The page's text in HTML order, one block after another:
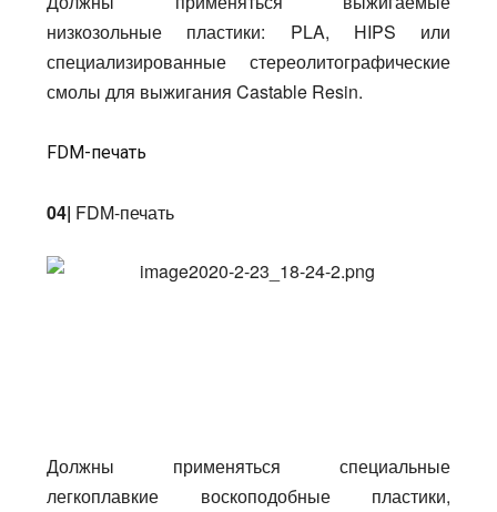
низкозольные пластики: PLA, HIPS или
специализированные стереолитографические
смолы для выжигания Castable Resin.
FDM-печать
04| FDM-печать
Должны применяться специальные
легкоплавкие воскоподобные пластики,